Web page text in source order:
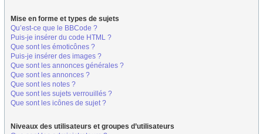
Mise en forme et types de sujets
Qu’est-ce que le BBCode ?
Puis-je insérer du code HTML ?
Que sont les émoticônes ?
Puis-je insérer des images ?
Que sont les annonces générales ?
Que sont les annonces ?
Que sont les notes ?
Que sont les sujets verrouillés ?
Que sont les icônes de sujet ?
Niveaux des utilisateurs et groupes d’utilisateurs